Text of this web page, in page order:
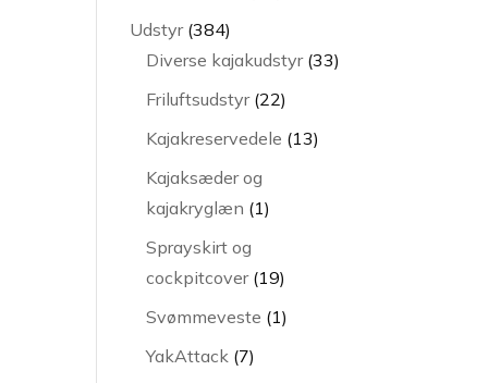
Udstyr 384384
varer
Diverse kajakudstyr 3333
Friluftsudstyr 2222
varer
Kajakreservedele 1313
Kajaksæder og
kajakryglæn 11
Sprayskirt og
cockpitcover 1919
varer
Svømmeveste 11
YakAttack 77